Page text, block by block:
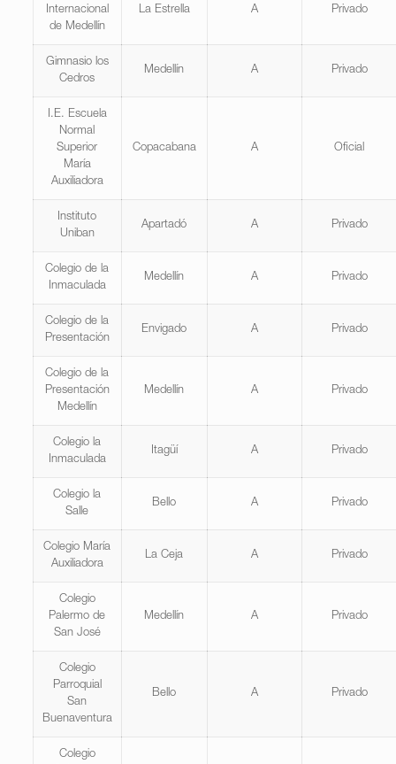
Internacional
de Medellín
La Estrella A Privado
Gimnasio los
Cedros
Medellín A Privado
I.E. Escuela
Normal
Superior
María
Auxiliadora
Copacabana A Oficial
Instituto
Uniban
Apartadó A Privado
Colegio de la
Inmaculada
Medellín A Privado
Colegio de la
Presentación
Envigado A Privado
Colegio de la
Presentación
Medellín
Medellín A Privado
Colegio la
Inmaculada
Itagüí A Privado
Colegio la
Salle
Bello A Privado
Colegio María
Auxiliadora
La Ceja A Privado
Colegio
Palermo de
San José
Medellín A Privado
Colegio
Parroquial
San
Buenaventura
Bello A Privado
Colegio